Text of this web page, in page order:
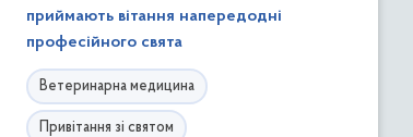
приймають вітання напередодні
професійного свята
Ветеринарна медицина
Привітання зі святом